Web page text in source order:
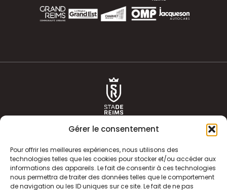
Gérer le consentement
Pour offrir les meilleures expériences, nous utilisons des
technologies telles que les cookies pour stocker et/ou accéder aux
informations des appareils. Le fait de consentir à ces technologies
nous permettra de traiter des données telles que le comportement
de navigation ou les ID uniques sur ce site. Le fait de ne pas
ACTUALITÉS HISTOIRE